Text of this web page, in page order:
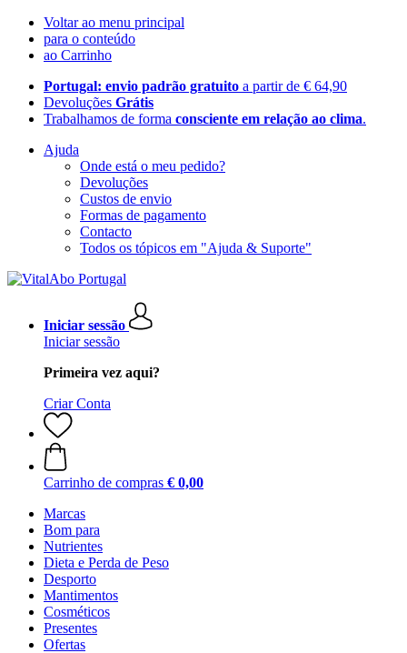
Voltar ao menu principal
para o conteúdo
ao Carrinho
Portugal: envio padrão gratuito a partir de € 64,90
Devoluções Grátis
Trabalhamos de forma consciente em relação ao clima.
Ajuda
Onde está o meu pedido?
Devoluções
Custos de envio
Formas de pagamento
Contacto
Todos os tópicos em "Ajuda & Suporte"
Iniciar sessão
Iniciar sessão
Primeira vez aqui?
Criar Conta
Carrinho de compras € 0,00
Marcas
Bom para
Nutrientes
Dieta e Perda de Peso
Desporto
Mantimentos
Cosméticos
Presentes
Ofertas